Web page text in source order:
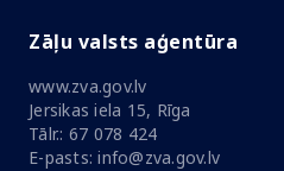
Zāļu valsts aģentūra
www.zva.gov.lv
Jersikas iela 15, Rīga
Tālr.: 67 078 424
E-pasts: info@zva.gov.lv